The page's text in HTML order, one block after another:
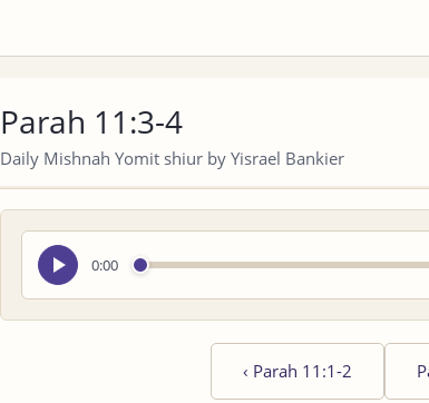
Parah 11:3-4
Daily Mishnah Yomit shiur by Yisrael Bankier
0:00
Seek
audio
‹ Parah 11:1-2